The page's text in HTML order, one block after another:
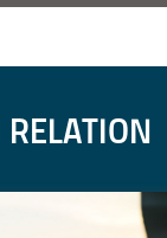
RELATION